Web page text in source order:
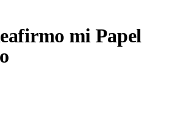
mi Papel